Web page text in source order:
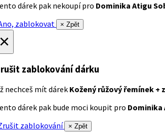
dárek pak nekoupí pro Dominika Atigu
zablokovat
× Zpět
zablokování dárku
nechceš mít dárek Kožený růžový řemínek +
dárek pak bude moci koupit pro
zablokování
× Zpět